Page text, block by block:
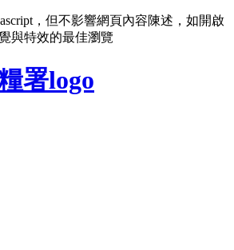
，但不影響網頁內容陳述，如開啟
與特效的最佳瀏覽